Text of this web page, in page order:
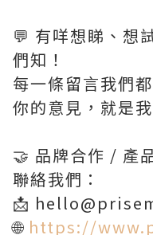
💬 有咩想睇、想
們知！
每一條留言我們
你的意見，就是
🤝 品牌合作 / 產
聯絡我們：
📩
🌐 https://